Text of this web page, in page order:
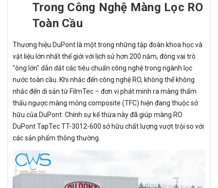
Trong Công Nghệ Màng Lọc RO
Toàn Cầu
Thương hiệu DuPont là một trong những tập đoàn khoa học và
vật liệu lớn nhất thế giới với lịch sử hơn 200 năm, đóng vai trò
"ông lớn" dẫn dắt các tiêu chuẩn công nghệ trong ngành lọc
nước toàn cầu. Khi nhắc đến công nghệ RO, không thể không
nhắc đến di sản từ FilmTec – đơn vị phát minh ra màng thẩm
thấu ngược màng mỏng composite (TFC) hiện đang thuộc sở
hữu của DuPont. Chính sự kế thừa này đã giúp màng RO
DuPont TapTec TT-3012-600 sở hữu chất lượng vượt trội so với
các sản phẩm thông thường.